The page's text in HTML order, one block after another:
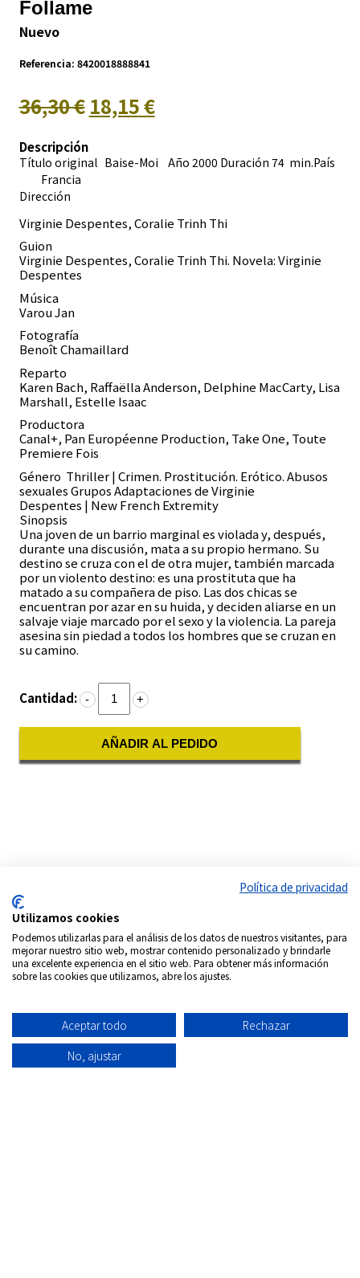
Follame
Nuevo
Referencia: 8420018888841
36,30 € 18,15 €
Descripción
Título original Baise-Moi Año 2000 Duración 74 min.País
Francia
Dirección
Virginie Despentes, Coralie Trinh Thi
Guion
Virginie Despentes, Coralie Trinh Thi. Novela: Virginie
Despentes
Música
Varou Jan
Fotografía
Benoît Chamaillard
Reparto
Karen Bach, Raffaëlla Anderson, Delphine MacCarty, Lisa
Marshall, Estelle Isaac
Productora
Canal+, Pan Européenne Production, Take One, Toute
Premiere Fois
Género Thriller | Crimen. Prostitución. Erótico. Abusos
sexuales GruposAdaptaciones de Virginie
Despentes | New French Extremity
Sinopsis
Una joven de un barrio marginal es violada y, después,
durante una discusión, mata a su propio hermano. Su
destino se cruza con el de otra mujer, también marcada
por un violento destino: es una prostituta que ha
matado a su compañera de piso. Las dos chicas se
encuentran por azar en su huida, y deciden aliarse en un
salvaje viaje marcado por el sexo y la violencia. La pareja
asesina sin piedad a todos los hombres que se cruzan en
su camino.
Cantidad: - +
AÑADIR AL PEDIDO
Copyrigth © 2026Internacional DVD Spain - Tienda de
Todos los derechos Reservados
Política de privacidad
Utilizamos cookies
Podemos utilizarlas para el análisis de los datos de nuestros visitantes, para
mejorar nuestro sitio web, mostrar contenido personalizado y brindarle
una excelente experiencia en el sitio web. Para obtener más información
sobre las cookies que utilizamos, abre los ajustes.
Aceptar todo
Rechazar
No, ajustar